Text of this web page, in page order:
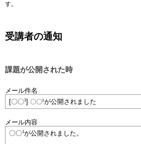
す。
受講者の通知
課題が公開された時
メール件名
[〇〇1] 〇〇2が公開されました
メール内容
〇〇1が公開されました。